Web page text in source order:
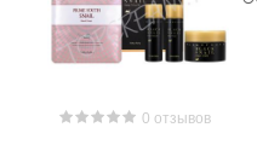
0 отзывов